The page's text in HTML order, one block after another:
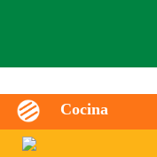
Cocina